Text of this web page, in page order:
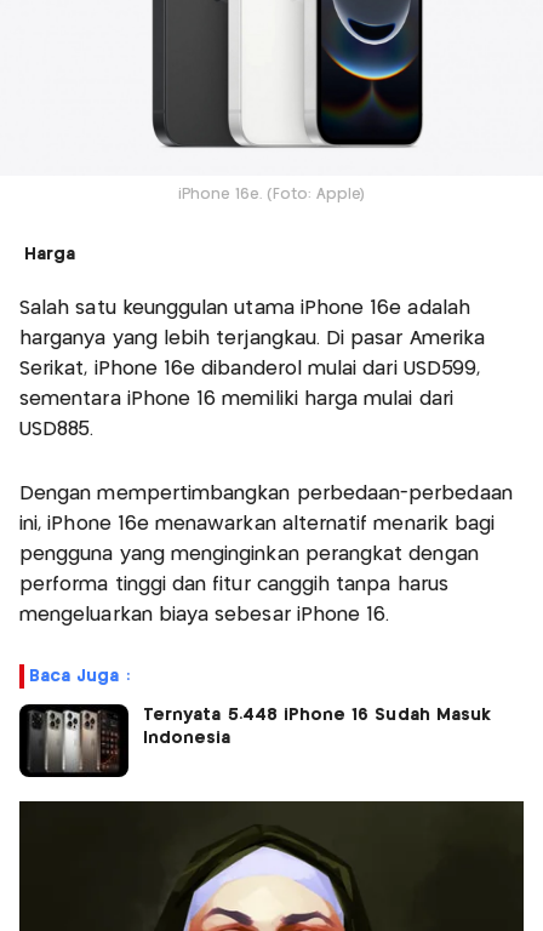
iPhone 16e. (Foto: Apple)
Harga
Salah satu keunggulan utama iPhone 16e adalah
harganya yang lebih terjangkau. Di pasar Amerika
Serikat, iPhone 16e dibanderol mulai dari USD599,
sementara iPhone 16 memiliki harga mulai dari
USD885.
Dengan mempertimbangkan perbedaan-perbedaan
ini, iPhone 16e menawarkan alternatif menarik bagi
pengguna yang menginginkan perangkat dengan
performa tinggi dan fitur canggih tanpa harus
mengeluarkan biaya sebesar iPhone 16.
Baca Juga :
Ternyata 5.448 iPhone 16 Sudah Masuk
Indonesia